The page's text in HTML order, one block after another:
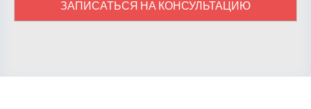
ЗАПИСАТЬСЯ НА КОНСУЛЬТАЦИЮ